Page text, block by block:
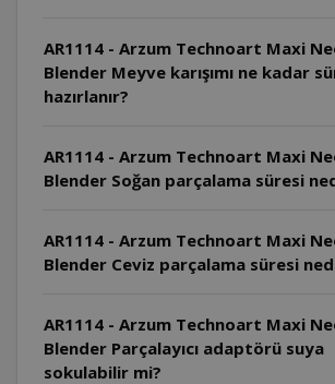
AR1114 - Arzum Technoart Maxi
Blender Meyve karışımı ne kadar
hazırlanır?
AR1114 - Arzum Technoart Maxi
Blender Soğan parçalama süresi
AR1114 - Arzum Technoart Maxi
Blender Ceviz parçalama süresi
AR1114 - Arzum Technoart Maxi
Blender Parçalayıcı adaptörü suya
sokulabilir mi?